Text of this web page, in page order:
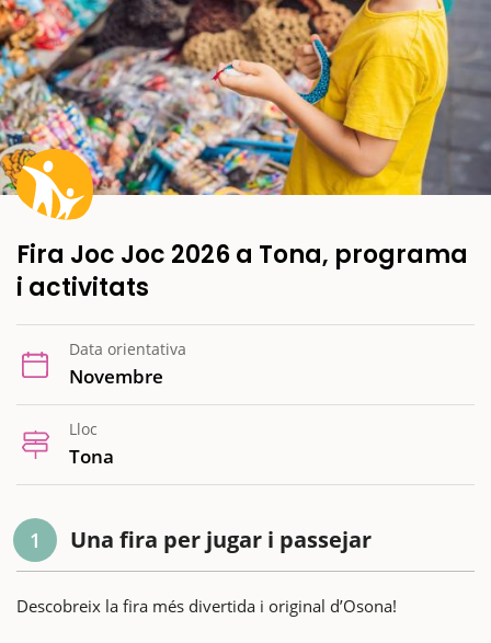
Fira Joc Joc 2026 a Tona, programa
i activitats
Data orientativa
Novembre
Lloc
Tona
1 Una fira per jugar i passejar
Descobreix la fira més divertida i original d’Osona!